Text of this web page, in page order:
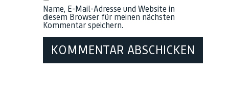
Name, E-Mail-Adresse und Website in
diesem Browser für meinen nächsten
Kommentar speichern.